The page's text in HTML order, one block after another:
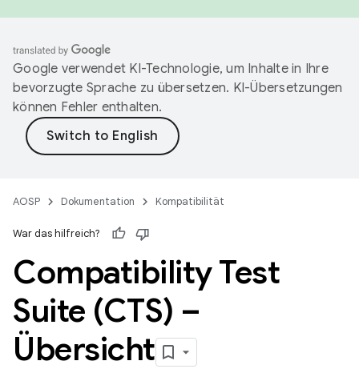
Google verwendet KI-Technologie, um Inhalte in Ihre
bevorzugte Sprache zu übersetzen. KI-Übersetzungen
können Fehler enthalten.
AOSP Dokumentation Kompatibilität
War das hilfreich?
Compatibility Test
Suite (CTS) –
Übersicht